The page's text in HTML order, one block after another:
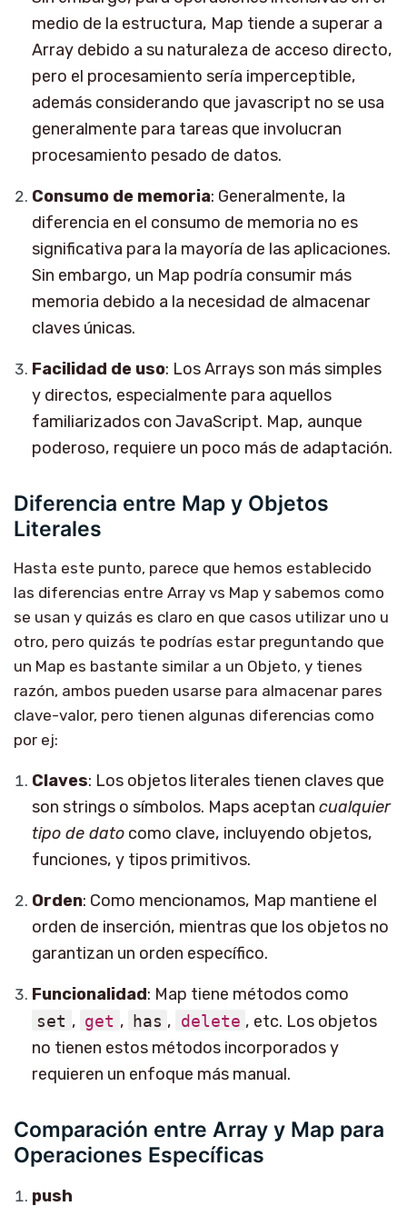
medio de la estructura, Map tiende a superar a
Array debido a su naturaleza de acceso directo,
pero el procesamiento sería imperceptible,
además considerando que javascript no se usa
generalmente para tareas que involucran
procesamiento pesado de datos.
Consumo de memoria: Generalmente, la
diferencia en el consumo de memoria no es
significativa para la mayoría de las aplicaciones.
Sin embargo, un Map podría consumir más
memoria debido a la necesidad de almacenar
claves únicas.
Facilidad de uso: Los Arrays son más simples
y directos, especialmente para aquellos
familiarizados con JavaScript. Map, aunque
poderoso, requiere un poco más de adaptación.
Diferencia entre Map y Objetos
Literales
Hasta este punto, parece que hemos establecido
las diferencias entre Array vs Map y sabemos como
se usan y quizás es claro en que casos utilizar uno u
otro, pero quizás te podrías estar preguntando que
un Map es bastante similar a un Objeto, y tienes
razón, ambos pueden usarse para almacenar pares
clave-valor, pero tienen algunas diferencias como
por ej:
Claves: Los objetos literales tienen claves que
son strings o símbolos. Maps aceptan cualquier
tipo de dato como clave, incluyendo objetos,
funciones, y tipos primitivos.
Orden: Como mencionamos, Map mantiene el
orden de inserción, mientras que los objetos no
garantizan un orden específico.
Funcionalidad: Map tiene métodos como
set , get , has , delete , etc. Los objetos
no tienen estos métodos incorporados y
requieren un enfoque más manual.
Comparación entre Array y Map para
Operaciones Específicas
push